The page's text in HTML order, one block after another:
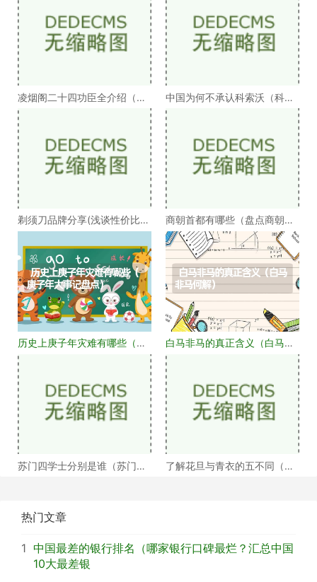
凌烟阁二十四功臣全介绍（凌
烟阁二十四功臣排
中国为何不承认科索沃（科索
沃为何不被承认）
剃须刀品牌分享(浅谈性价比高
的剃须刀品牌）
商朝首都有哪些（盘点商朝的
十几个首都）
历史上庚子年灾难有哪些（庚
子年大事记盘点）
白马非马的真正含义（白马非
马何解）
苏门四学士分别是谁（苏门四
了解花旦与青衣的五不同（浅
热门文章
1 中国最差的银行排名（哪家银行口碑最烂？汇总中国
10大最差银